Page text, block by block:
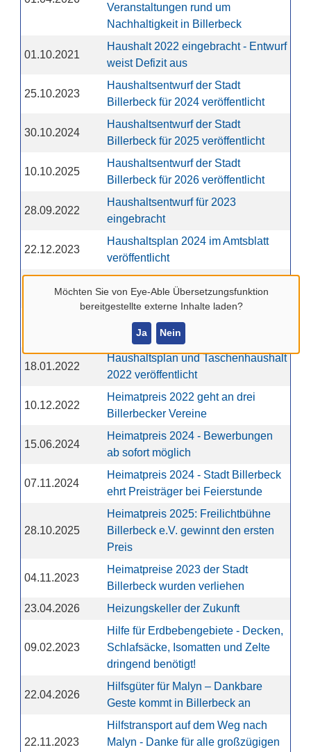
Möchten Sie von Eye-Able Übersetzungsfunktion
bereitgestellte externe Inhalte laden?
Ja Nein
Veranstaltungen rund um
Nachhaltigkeit in Billerbeck
01.10.2021
Haushalt 2022 eingebracht - Entwurf
weist Defizit aus
25.10.2023
Haushaltsentwurf der Stadt
Billerbeck für 2024 veröffentlicht
30.10.2024
Haushaltsentwurf der Stadt
Billerbeck für 2025 veröffentlicht
10.10.2025
Haushaltsentwurf der Stadt
Billerbeck für 2026 veröffentlicht
28.09.2022
Haushaltsentwurf für 2023
eingebracht
22.12.2023
Haushaltsplan 2024 im Amtsblatt
veröffentlicht
21.01.2025
Haushaltsplan 2025 im Amtsblatt
veröffentlicht
veröffentlicht
18.01.2022
Haushaltsplan und Taschenhaushalt
2022 veröffentlicht
10.12.2022
Heimatpreis 2022 geht an drei
Billerbecker Vereine
15.06.2024
Heimatpreis 2024 - Bewerbungen
ab sofort möglich
07.11.2024
Heimatpreis 2024 - Stadt Billerbeck
ehrt Preisträger bei Feierstunde
28.10.2025
Heimatpreis 2025: Freilichtbühne
Billerbeck e.V. gewinnt den ersten
Preis
04.11.2023
Heimatpreise 2023 der Stadt
Billerbeck wurden verliehen
23.04.2026
Heizungskeller der Zukunft
09.02.2023
Hilfe für Erdbebengebiete - Decken,
Schlafsäcke, Isomatten und Zelte
dringend benötigt!
22.04.2026
Hilfsgüter für Malyn – Dankbare
Geste kommt in Billerbeck an
22.11.2023
Hilfstransport auf dem Weg nach
Malyn - Danke für alle großzügigen